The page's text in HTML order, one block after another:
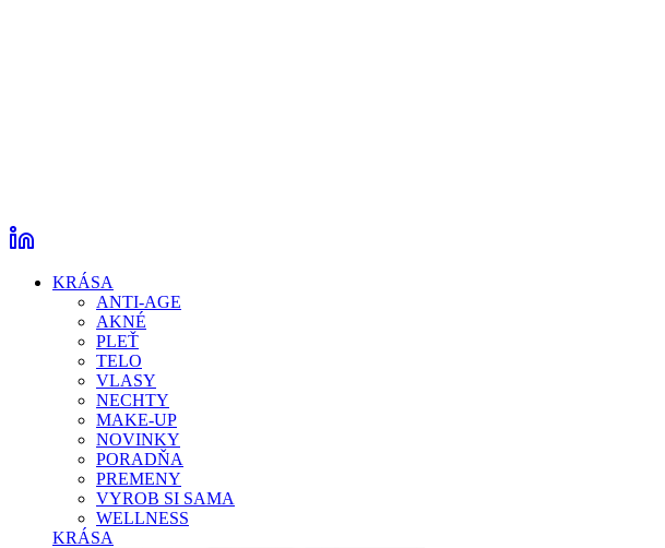
KRÁSA
ANTI-AGE
AKNÉ
PLEŤ
TELO
VLASY
NECHTY
MAKE-UP
NOVINKY
PORADŇA
PREMENY
VYROB SI SAMA
WELLNESS
KRÁSA